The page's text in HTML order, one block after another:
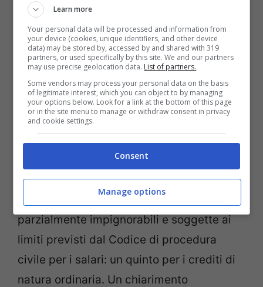
Prestazioni INPS e pignoramento: chi si salva e chi no –
viagginews.com
Queste prestazioni sono considerate
parzialmente impignorabili e soggette ai
limiti previsti dal Codice di procedura
civile per i salari: un quinto per i crediti di
natura ordinaria. Un chiarimento
Learn more
Your personal data will be processed and information from
your device (cookies, unique identifiers, and other device
data) may be stored by, accessed by and shared with 319
partners, or used specifically by this site. We and our partners
may use precise geolocation data. List of partners.
Some vendors may process your personal data on the basis
of legitimate interest, which you can object to by managing
your options below. Look for a link at the bottom of this page
or in the site menu to manage or withdraw consent in privacy
and cookie settings.
Consent
Manage options